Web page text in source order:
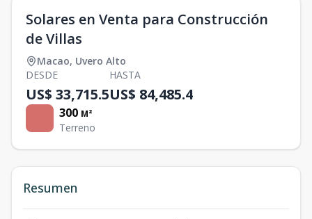
Solares en Venta para Construcción
de Villas
Macao, Uvero Alto
DESDE
US$ 33,715.5
HASTA
US$ 84,485.4
300 M²
Terreno
Resumen